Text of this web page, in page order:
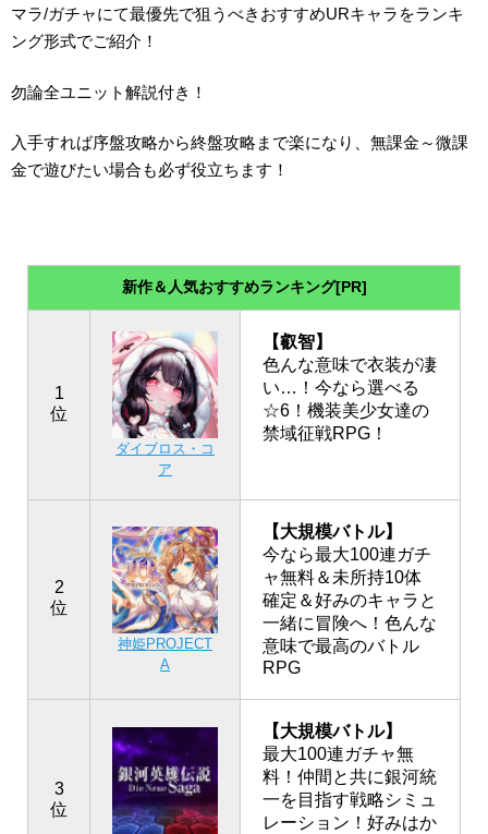
マラ/ガチャにて最優先で狙うべきおすすめURキャラをランキ
ング形式でご紹介！
勿論全ユニット解説付き！
入手すれば序盤攻略から終盤攻略まで楽になり、無課金～微課
金で遊びたい場合も必ず役立ちます！
新作＆人気おすすめランキング[PR]
1
位
ダイブロス・コ
ア
【叡智】
色んな意味で衣装が凄
い…！今なら選べる
☆6！機装美少女達の
禁域征戦RPG！
2
位
神姫PROJECT
A
【大規模バトル】
今なら最大100連ガチ
ャ無料＆未所持10体
確定＆好みのキャラと
一緒に冒険へ！色んな
意味で最高のバトル
RPG
3
位
【大規模バトル】
最大100連ガチャ無
料！仲間と共に銀河統
一を目指す戦略シミュ
レーション！好みはか